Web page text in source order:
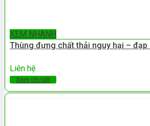
XEM NHANH
Thùng đựng chất thải nguy hại – đạp
Liên hệ
Xem chi tiết